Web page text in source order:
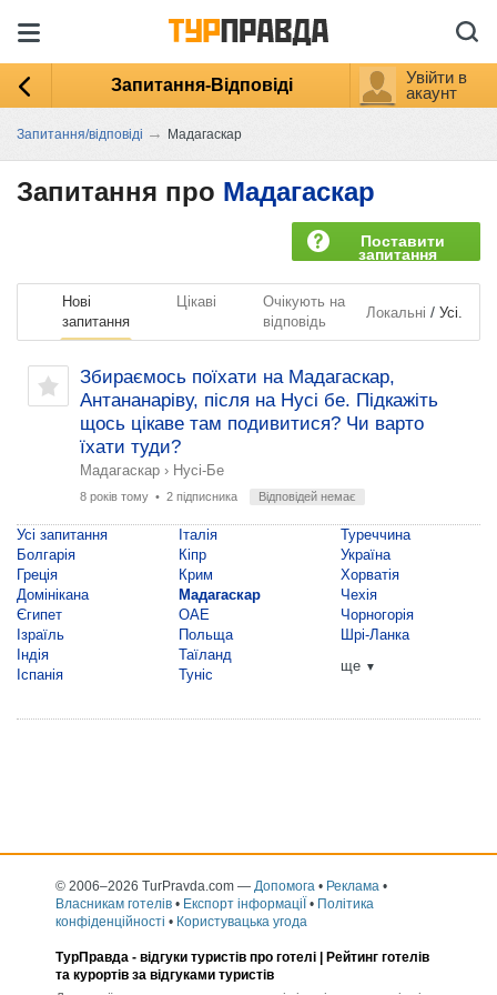
Запитання-Відповіді
Увійти в
акаунт
Запитання/відповіді → Мадагаскар
Запитання про Мадагаскар
Поставити
запитання
Нові
запитання
Цікаві
Очікують на
відповідь
Локальні / Усі.
Збираємось поїхати на Мадагаскар,
Антананаріву, після на Нусі бе. Підкажіть
щось цікаве там подивитися? Чи варто
їхати туди?
Мадагаскар › Нусі-Бе
8 років тому • 2 підписника Відповідей немає
Усі запитання
Болгарія
Греція
Домінікана
Єгипет
Ізраїль
Індія
Іспанія
Італія
Кіпр
Крим
Мадагаскар
ОАЕ
Польща
Таїланд
Туніс
Туреччина
Україна
Хорватія
Чехія
Чорногорія
Шрі-Ланка
ще ▼
© 2006–2026 TurPravda.com — Допомога • Реклама •
Власникам готелів • Експорт інформаціЇ • Політика
конфіденційності • Користувацька угода
ТурПравда - відгуки туристів про готелі | Рейтинг готелів
та курортів за відгуками туристів